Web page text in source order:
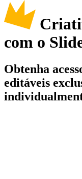
com o
Obtenha
editáveis